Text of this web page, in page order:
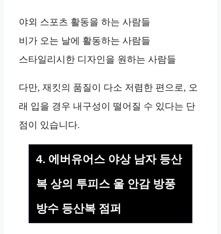
야외 스포츠 활동을 하는 사람들
비가 오는 날에 활동하는 사람들
스타일리시한 디자인을 원하는 사람들
다만, 재킷의 품질이 다소 저렴한 편으로, 오
래 입을 경우 내구성이 떨어질 수 있다는 단
점이 있습니다.
4. 에버유어스 야상 남자 등산
복 상의 투피스 울 안감 방풍
방수 등산복 점퍼